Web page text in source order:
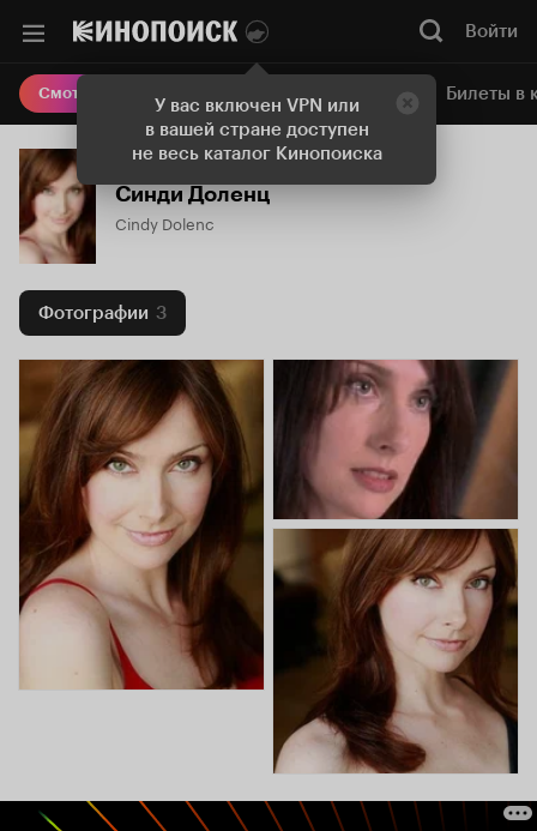
У вас включен VPN или
в вашей стране доступен
не весь каталог Кинопоиска
Войти
Смотреть кино Онлайн-кинотеатр Билеты в
Синди Доленц
Cindy Dolenc
Фотографии 3